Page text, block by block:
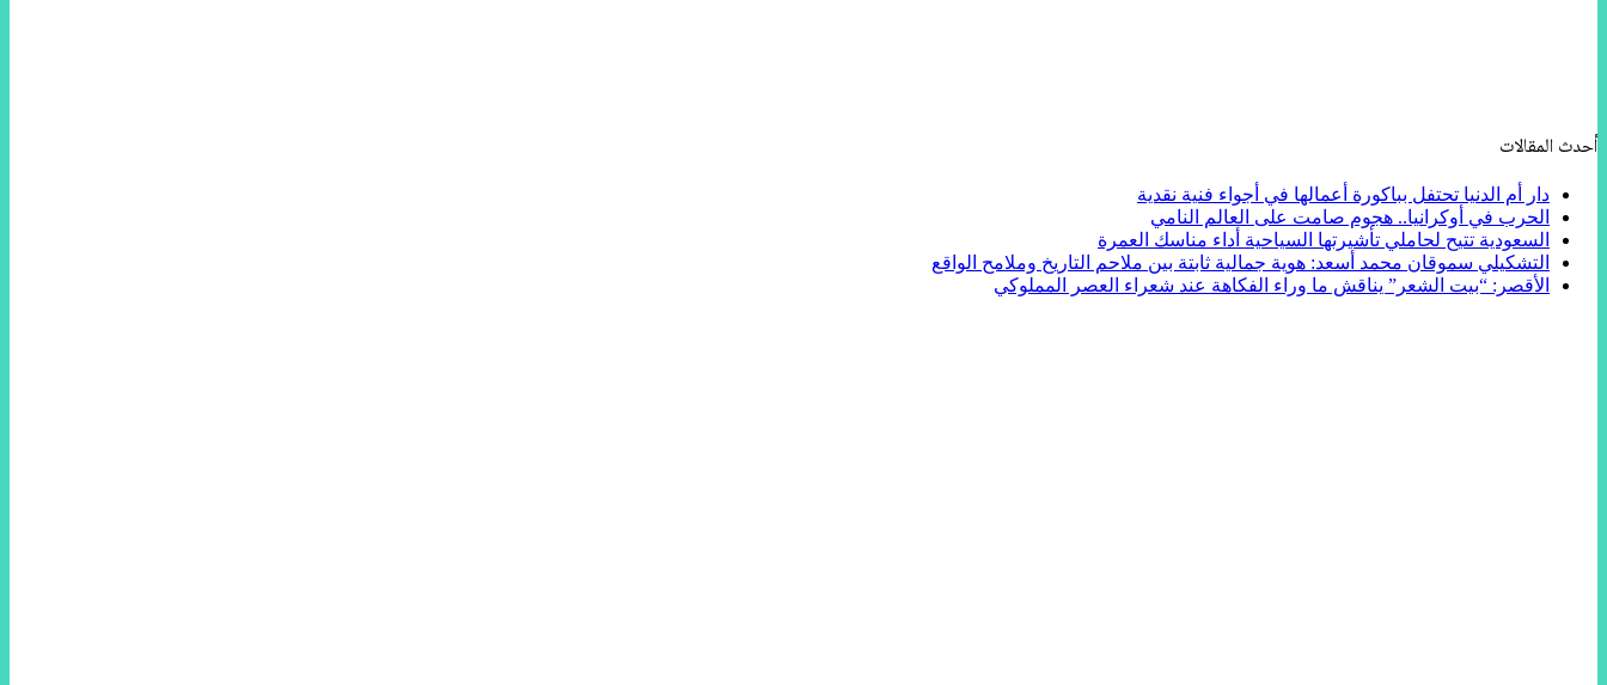
أحدث المقالات
دار أم الدنيا تحتفل بباكورة أعمالها في أجواء فنية نقدية
الحرب في أوكرانيا.. هجوم صامت على العالم النامي
السعودية تتيح لحاملي تأشيرتها السياحية أداء مناسك العمرة
التشكيلي سموقان محمد أسعد: هوية جمالية ثابتة بين ملاحم التاريخ وملامح الواقع
الأقصر: “بيت الشعر” يناقش ما وراء الفكاهة عند شعراء العصر المملوكي